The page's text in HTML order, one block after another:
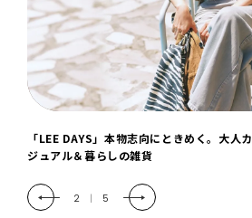
「LEE DAYS」本物志向にときめく。大人カ
ジュアル＆暮らしの雑貨
2 | 5